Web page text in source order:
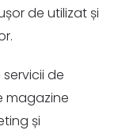
de utilizat și
de
magazine
și